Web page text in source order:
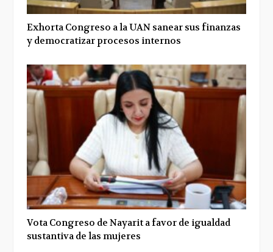
Exhorta Congreso a la UAN sanear sus finanzas
y democratizar procesos internos
Vota Congreso de Nayarit a favor de igualdad
sustantiva de las mujeres